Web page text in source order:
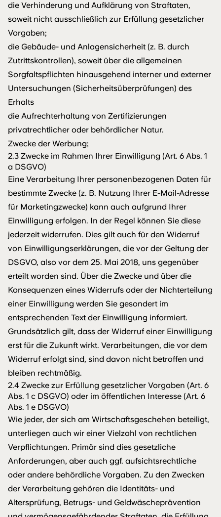
die Verhinderung und Aufklärung von Straftaten,
soweit nicht ausschließlich zur Erfüllung gesetzlicher
Vorgaben;
die Gebäude- und Anlagensicherheit (z. B. durch
Zutrittskontrollen), soweit über die allgemeinen
Sorgfaltspflichten hinausgehend interner und externer
Untersuchungen (Sicherheitsüberprüfungen) des
Erhalts
die Aufrechterhaltung von Zertifizierungen
privatrechtlicher oder behördlicher Natur.
Zwecke der Werbung;
2.3 Zwecke im Rahmen Ihrer Einwilligung (Art. 6 Abs. 1
a DSGVO)
Eine Verarbeitung Ihrer personenbezogenen Daten für
bestimmte Zwecke (z. B. Nutzung Ihrer E-Mail-Adresse
für Marketingzwecke) kann auch aufgrund Ihrer
Einwilligung erfolgen. In der Regel können Sie diese
jederzeit widerrufen. Dies gilt auch für den Widerruf
von Einwilligungserklärungen, die vor der Geltung der
DSGVO, also vor dem 25. Mai 2018, uns gegenüber
erteilt worden sind. Über die Zwecke und über die
Konsequenzen eines Widerrufs oder der Nichterteilung
einer Einwilligung werden Sie gesondert im
entsprechenden Text der Einwilligung informiert.
Grundsätzlich gilt, dass der Widerruf einer Einwilligung
erst für die Zukunft wirkt. Verarbeitungen, die vor dem
Widerruf erfolgt sind, sind davon nicht betroffen und
bleiben rechtmäßig.
2.4 Zwecke zur Erfüllung gesetzlicher Vorgaben (Art. 6
Abs. 1 c DSGVO) oder im öffentlichen Interesse (Art. 6
Abs. 1 e DSGVO)
Wie jeder, der sich am Wirtschaftsgeschehen beteiligt,
unterliegen auch wir einer Vielzahl von rechtlichen
Verpflichtungen. Primär sind dies gesetzliche
Anforderungen, aber auch ggf. aufsichtsrechtliche
oder andere behördliche Vorgaben. Zu den Zwecken
der Verarbeitung gehören die Identitäts- und
Altersprüfung, Betrugs- und Geldwäscheprävention